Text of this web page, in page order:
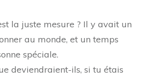
la juste mesure ? Il y avait un
au monde, et un temps
spéciale.
deviendraient-ils, si tu étais